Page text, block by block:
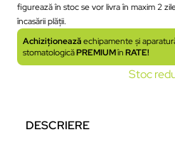
figurează în stoc se vor livra în maxim 2
încasării plății.
Achiziționeazăechipamente și
stomatologicăPREMIUMînRATE!
Stoc
DESCRIERE